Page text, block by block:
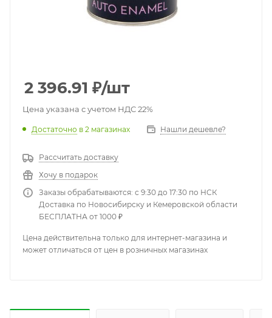
2 396.91 ₽/шт
Цена указана с учетом НДС 22%
Достаточно в 2 магазинах Нашли дешевле?
Рассчитать доставку
Хочу в подарок
Заказы обрабатываются: с 9:30 до 17:30 по НСК
Доставка по Новосибирску и Кемеровской области
БЕСПЛАТНА от 1000 ₽
Цена действительна только для интернет-магазина и
может отличаться от цен в розничных магазинах